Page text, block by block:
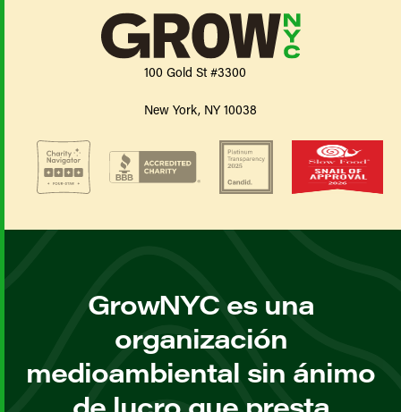
100 Gold St #3300
New York, NY 10038
GrowNYC es una
organización
medioambiental sin ánimo